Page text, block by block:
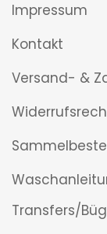
Impressum
Kontakt
Versand- &
Transfers/